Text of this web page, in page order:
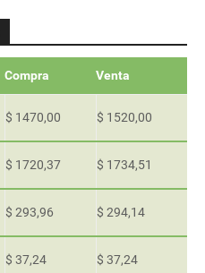
Compra Venta
$ 1470,00 $ 1520,00
$ 1720,37 $ 1734,51
$ 293,96 $ 294,14
$ 37,24 $ 37,24